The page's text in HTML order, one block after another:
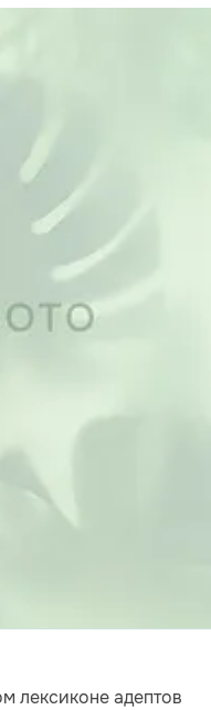
лексиконе адептов